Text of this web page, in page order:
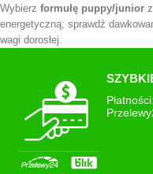
Wybierz formułę puppy/junior
energetyczną; sprawdź
wagi dorosłej.
Dlaczego w „Karmach psów”
żwirek
razem z karmą, by w jednej
ekipy.
Płatności: